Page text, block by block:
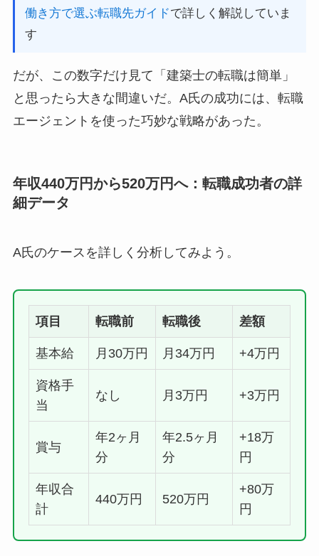
働き方で選ぶ転職先ガイドで詳しく解説していま
す
だが、この数字だけ見て「建築士の転職は簡単」
と思ったら大きな間違いだ。A氏の成功には、転職
エージェントを使った巧妙な戦略があった。
年収440万円から520万円へ：転職成功者の詳
細データ
A氏のケースを詳しく分析してみよう。
項目 転職前 転職後 差額
基本給 月30万円 月34万円 +4万円
資格手
当
なし 月3万円 +3万円
賞与
年2ヶ月
分
年2.5ヶ月
分
+18万
円
年収合
計
440万円 520万円
+80万
円